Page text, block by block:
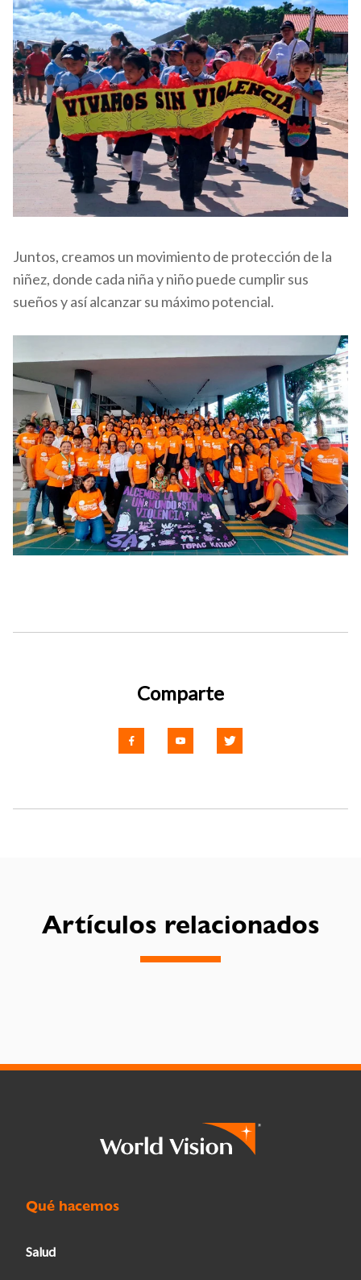
Juntos, creamos un movimiento de protección de la
niñez, donde cada niña y niño puede cumplir sus
sueños y así alcanzar su máximo potencial.
Comparte
Artículos relacionados
Qué hacemos
Salud